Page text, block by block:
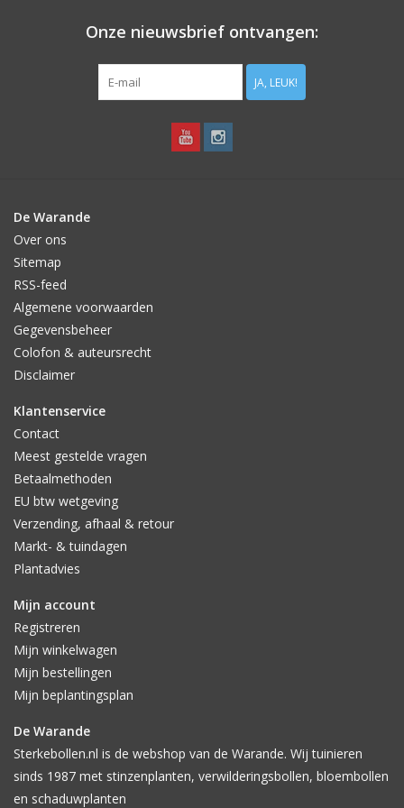
Onze nieuwsbrief ontvangen:
JA, LEUK!
De Warande
Over ons
Sitemap
RSS-feed
Algemene voorwaarden
Gegevensbeheer
Colofon & auteursrecht
Disclaimer
Klantenservice
Contact
Meest gestelde vragen
Betaalmethoden
EU btw wetgeving
Verzending, afhaal & retour
Markt- & tuindagen
Plantadvies
Mijn account
Registreren
Mijn winkelwagen
Mijn bestellingen
Mijn beplantingsplan
De Warande
Sterkebollen.nl is de webshop van de Warande. Wij tuinieren
sinds 1987 met stinzenplanten, verwilderingsbollen, bloembollen
en schaduwplanten